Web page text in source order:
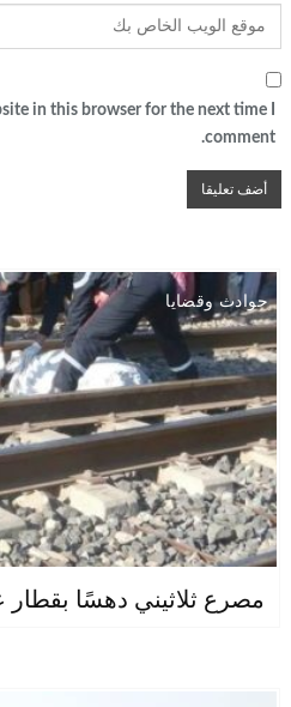
in this browser for the next time I
comment.
حوادث وقضايا
مصرع ثلاثيني دهسًا بقطار